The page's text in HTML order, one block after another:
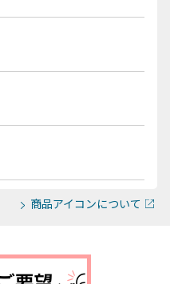
商品アイコンについて